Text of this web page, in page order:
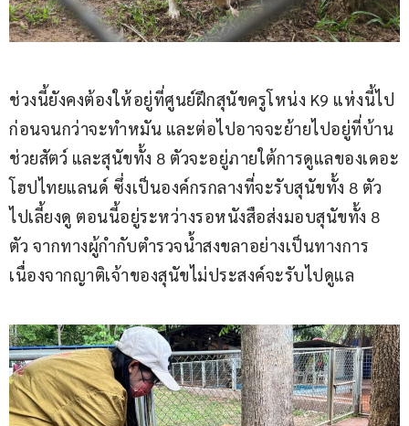
ช่วงนี้ยังคงต้องให้อยู่ที่ศูนย์ฝึกสุนัขครูโหน่ง K9 แห่งนี้ไป
ก่อนจนกว่าจะทำหมัน และต่อไปอาจจะย้ายไปอยู่ที่บ้าน
ช่วยสัตว์ และสุนัขทั้ง 8 ตัวจะอยู่ภายใต้การดูแลของเดอะ
โฮปไทยแลนด์ ซึ่งเป็นองค์กรกลางที่จะรับสุนัขทั้ง 8 ตัว
ไปเลี้ยงดู ตอนนี้อยู่ระหว่างรอหนังสือส่งมอบสุนัขทั้ง 8
ตัว จากทางผู้กำกับตำรวจน้ำสงขลาอย่างเป็นทางการ
เนื่องจากญาติเจ้าของสุนัขไม่ประสงค์จะรับไปดูแล